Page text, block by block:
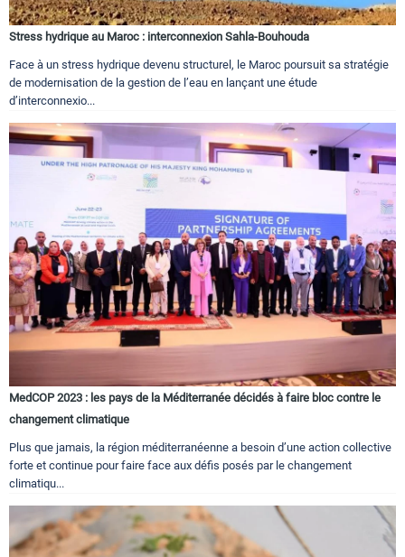
Stress hydrique au Maroc : interconnexion Sahla-Bouhouda
Face à un stress hydrique devenu structurel, le Maroc poursuit sa stratégie
de modernisation de la gestion de l’eau en lançant une étude
d’interconnexio...
MedCOP 2023 : les pays de la Méditerranée décidés à faire bloc contre le
changement climatique
Plus que jamais, la région méditerranéenne a besoin d’une action collective
forte et continue pour faire face aux défis posés par le changement
climatiqu...